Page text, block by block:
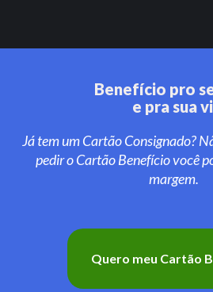
Benefício pro
e pra sua
Já tem um Cartão Consignado?
pedir o Cartão Benefício você
margem.
Quero meu Cartão